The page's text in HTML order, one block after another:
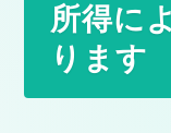
所得に
ります